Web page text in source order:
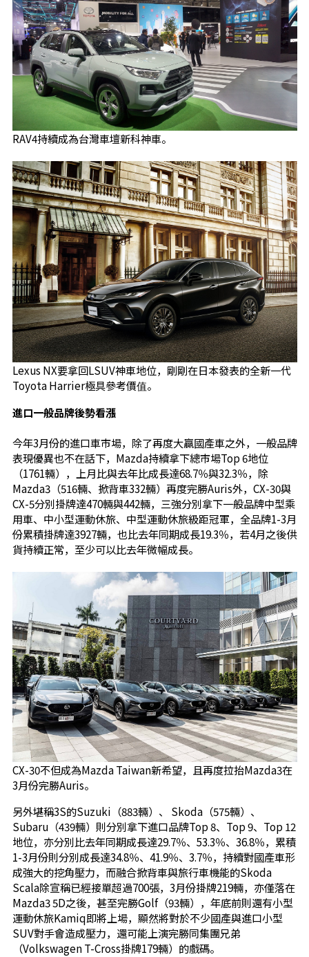
RAV4持續成為台灣車壇新科神車。
Lexus NX要拿回LSUV神車地位，剛剛在日本發表的全新一代
Toyota Harrier極具參考價值。
進口一般品牌後勢看漲
今年3月份的進口車市場，除了再度大贏國產車之外，一般品牌
表現優異也不在話下，Mazda持續拿下總市場Top 6地位
（1761輛），上月比與去年比成長達68.7％與32.3％，除
Mazda3（516輛、掀背車332輛）再度完勝Auris外，CX-30與
CX-5分別掛牌達470輛與442輛，三強分別拿下一般品牌中型乘
用車、中小型運動休旅、中型運動休旅級距冠軍，全品牌1-3月
份累積掛牌達3927輛，也比去年同期成長19.3％，若4月之後供
貨持續正常，至少可以比去年微幅成長。
CX-30不但成為Mazda Taiwan新希望，且再度拉抬Mazda3在
3月份完勝Auris。
另外堪稱3S的Suzuki（883輛）、 Skoda（575輛）、
Subaru（439輛）則分別拿下進口品牌Top 8、Top 9、Top 12
地位，亦分別比去年同期成長達29.7％、53.3％、36.8％，累積
1-3月份則分別成長達34.8％、41.9％、3.7％，持續對國產車形
成強大的挖角壓力，而融合掀背車與旅行車機能的Skoda
Scala除宣稱已經接單超過700張，3月份掛牌219輛，亦僅落在
Mazda3 5D之後，甚至完勝Golf（93輛），年底前則還有小型
運動休旅Kamiq即將上場，顯然將對於不少國產與進口小型
SUV對手會造成壓力，還可能上演完勝同集團兄弟
（Volkswagen T-Cross掛牌179輛）的戲碼。